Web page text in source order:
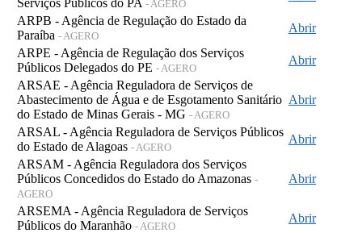
Serviços Públicos do PA - AGERO
ARPB - Agência de Regulação do Estado da
Paraíba - AGERO
Abrir
ARPE - Agência de Regulação dos Serviços
Públicos Delegados do PE - AGERO
Abrir
ARSAE - Agência Reguladora de Serviços de
Abastecimento de Água e de Esgotamento Sanitário
do Estado de Minas Gerais - MG - AGERO
Abrir
ARSAL - Agência Reguladora de Serviços Públicos
do Estado de Alagoas - AGERO
Abrir
ARSAM - Agência Reguladora dos Serviços
Públicos Concedidos do Estado do Amazonas -
AGERO
Abrir
ARSEMA - Agência Reguladora de Serviços
Públicos do Maranhão - AGERO
Abrir